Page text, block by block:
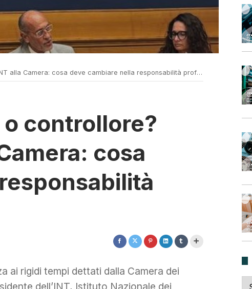
Camera: cosa deve cambiare nella responsabilità professionale
controllore?
cosa
ai rigidi tempi dettati dalla Camera dei
dell’INT, Istituto Nazionale dei